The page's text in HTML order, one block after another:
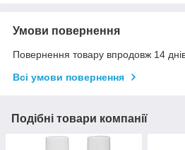
Умови повернення
Повернення товару впродовж 14
Всі умови повернення
Подібні товари компанії